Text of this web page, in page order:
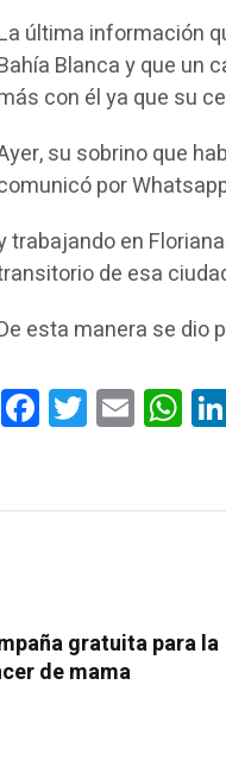
última información
Blanca y que un
con él ya que su
su sobrino que
por
trabajando en
de esa
esta manera se dio
FacebookTwitterEmail
gratuita para la
de mama